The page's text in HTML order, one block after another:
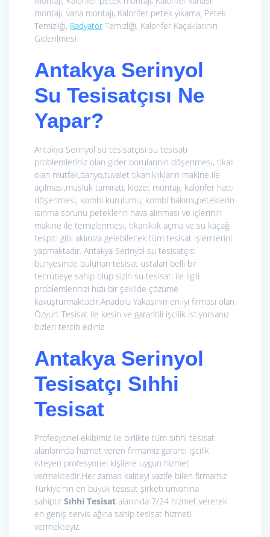
montajı, vana montajı, Kalorifer petek yıkama, Petek
Temizliği, Radyatör Temizliği, Kalorifer Kaçaklarının
Giderilmesi
Antakya Serinyol
Su Tesisatçısı Ne
Yapar?
Antakya Serinyol su tesisatçısı su tesisatı
problemleriniz olan gider borularının döşenmesi, tıkalı
olan mutfak,banyo,tuvalet tıkanıklıkların makine ile
açılması,musluk tamiratı, klozet montajı, kalorifer hattı
döşenmesi, kombi kurulumu, kombi bakımı,peteklerin
ısınma sorunu peteklerin hava alınması ve içlerinin
makine ile temizlenmesi, tıkanıklık açma ve su kaçağı
tespiti gibi aklınıza gelebilecek tüm tesisat işlemlerini
yapmaktadır. Antakya Serinyol su tesisatçısı
bünyesinde bulunan tesisat ustaları belli bir
tecrübeye sahip olup sizin su tesisatı ile ilgili
problemlerinizi hızlı bir şekilde çözüme
kavuşturmaktadır.Anadolu Yakasının en iyi firması olan
Özyurt Tesisat ile kesin ve garantili işcilik istiyorsanız
bizleri tercih ediniz.
Antakya Serinyol
Tesisatçı Sıhhi
Tesisat
Profesyonel ekibimiz ile birlikte tüm sıhhi tesisat
alanlarında hizmet veren firmamız garanti işcilik
isteyen profesyonel kişilere uygun hizmet
vermektedir.Her zaman kaliteyi vazife bilen firmamız
Türkiye’nin en büyük tesisat şirketi ünvanına
sahiptir.Sıhhi Tesisat alanında 7/24 hizmet vererek
en geniş servis ağına sahip tesisat hizmeti
vermekteyiz.